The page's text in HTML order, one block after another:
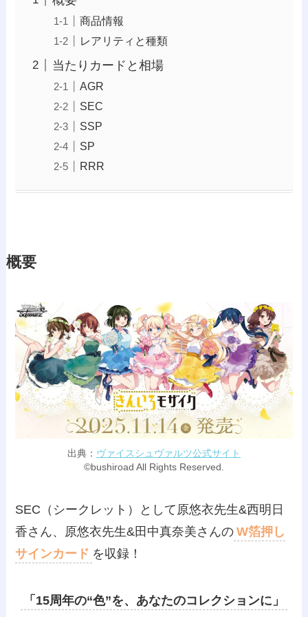
商品情報
レアリティと種類
当たりカードと相場
AGR
SEC
SSP
SP
RRR
概要
出典： ヴァイスシュヴァルツ公式サイト
©bushiroad All Rights Reserved.
SEC（シークレット）として原悠衣先生&西明日
香さん、原悠衣先生&田中真奈美さんの W箔押し
サインカード を収録！
「15周年の“色”を、あなたのコレクションに」